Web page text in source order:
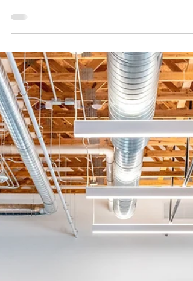
froid dans le cadre de son obligation de